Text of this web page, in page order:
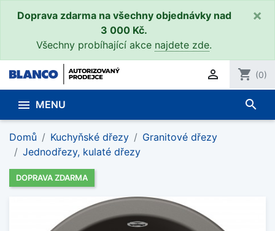
Doprava zdarma na všechny objednávky nad
3 000 Kč.
Všechny probíhající akce najdete zde.
×
 shopping_cart (0)
 MENU search
Domů Kuchyňské dřezy
Granitové dřezy
Jednodřezy, kulaté dřezy
DOPRAVA ZDARMA